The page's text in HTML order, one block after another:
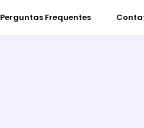
Perguntas Frequentes